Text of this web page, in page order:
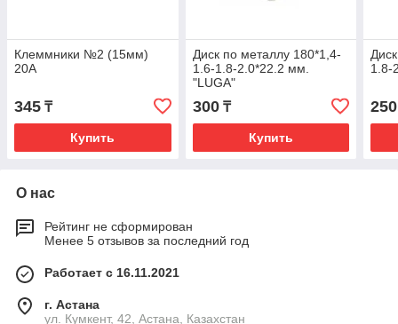
Клеммники №2 (15мм)
20А
345 ₸
Купить
Диск по металлу 180*1,4-
1.6-1.8-2.0*22.2 мм.
"LUGA"
300₸
Купить
1.8-
250
О нас
Рейтинг не сформирован
Менее 5 отзывов за последний год
Работает с 16.11.2021
г. Астана
ул. Кумкент, 42, Астана, Казахстан